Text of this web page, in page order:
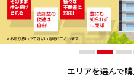
エリアを選んで